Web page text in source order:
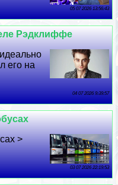
05 07 2026 13:56:43
Рэдклиффе
его на
04 07 2026 9:39:57
>
03 07 2026 22:19:53